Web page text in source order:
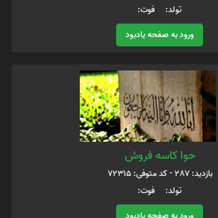
تولد: فوت:
ورود به صفحه یادبود
حوا کاسه فروش
بازدید: 287 - کد متوفی: 72315
تولد: فوت: